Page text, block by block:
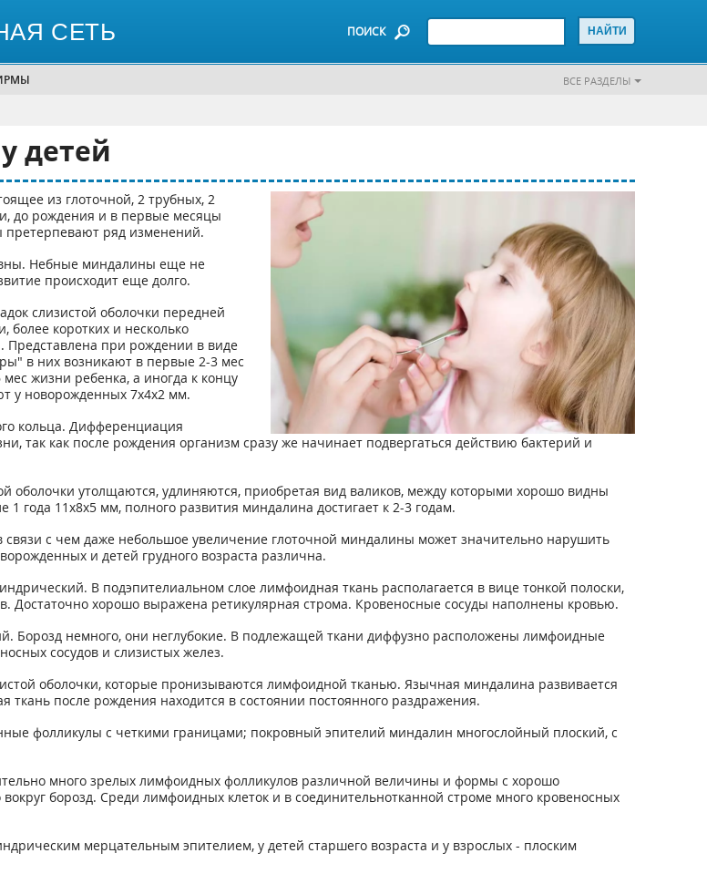
СЕТЬ ПОИСК
ВСЕ РАЗДЕЛЫ
детей
из глоточной, 2 трубных, 2
до рождения и в первые месяцы
претерпевают ряд изменений.
Небные миндалины еще не
происходит еще долго.
слизистой оболочки передней
более коротких и несколько
Представлена при рождении в виде
в них возникают в первые 2-3 мес
жизни ребенка, а иногда к концу
у новорожденных 7x4x2 мм.
кольца. Дифференциация
так как после рождения организм сразу же начинает подвергаться действию бактерий и
оболочки утолщаются, удлиняются, приобретая вид валиков, между которыми хорошо видны
11x8x5 мм, полного развития миндалина достигает к 2-3 годам.
связи с чем даже небольшое увеличение глоточной миндалины может значительно нарушить
и детей грудного возраста различна.
В подэпителиальном слое лимфоидная ткань располагается в вице тонкой полоски,
Достаточно хорошо выражена ретикулярная строма. Кровеносные сосуды наполнены кровью.
Борозд немного, они неглубокие. В подлежащей ткани диффузно расположены лимфоидные
сосудов и слизистых желез.
оболочки, которые пронизываются лимфоидной тканью. Язычная миндалина развивается
после рождения находится в состоянии постоянного раздражения.
фолликулы с четкими границами; покровный эпителий миндалин многослойный плоский, с
много зрелых лимфоидных фолликулов различной величины и формы с хорошо
борозд. Среди лимфоидных клеток и в соединительнотканной строме много кровеносных
мерцательным эпителием, у детей старшего возраста и у взрослых - плоским